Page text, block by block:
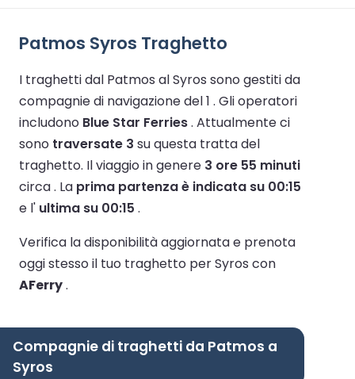
Patmos Syros Traghetto
I traghetti dal Patmos al Syros sono gestiti da
compagnie di navigazione del 1 . Gli operatori
includono Blue Star Ferries. Attualmente ci
sono traversate 3 su questa tratta del
traghetto. Il viaggio in genere 3 ore 55 minuti
circa . La prima partenza è indicata su 00:15
e l' ultima su 00:15 .
Verifica la disponibilità aggiornata e prenota
oggi stesso il tuo traghetto per Syros con
AFerry.
Compagnie di traghetti da Patmos a
Syros